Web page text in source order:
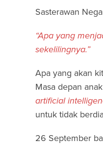
Sasterawan
“Apa yang
sekelilingnya.”
Apa yang akan
Masa depan
artificial
untuk tidak
26 September